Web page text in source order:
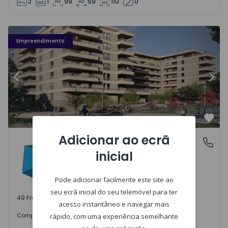
Empreendimento
Fachada PLENO JARDIM - 3
Anterior
Águas Santas, PortoPLENO JARDIM
Águas Santas, Porto
49 Frações disponíveis
Comprar desde 242.000 €
Adicionar ao ecrã
inicial
Pode adicionar facilmente este site ao
seu ecrã inicial do seu telemóvel para ter
acesso instantâneo e navegar mais
rápido, com uma experiência semelhante